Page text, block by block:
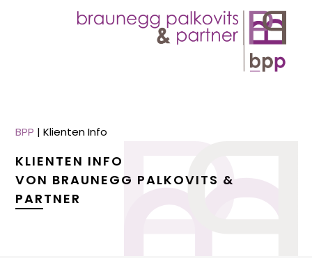
BPP |Klienten Info
KLIENTEN INFO
VON BRAUNEGG PALKOVITS &
PARTNER